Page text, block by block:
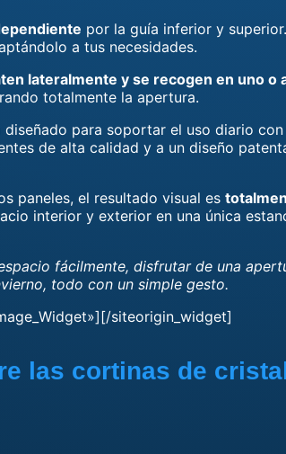
por la guía inferior y
a tus necesidades.
lateralmente y se recogen en uno o
totalmente la apertura.
diseñado para soportar el uso diario con
de alta calidad y a un diseño
paneles, el resultado visual es
interior y exterior en una única
fácilmente, disfrutar de una
todo con un simple gesto.
siteorigin_widget]
las cortinas de